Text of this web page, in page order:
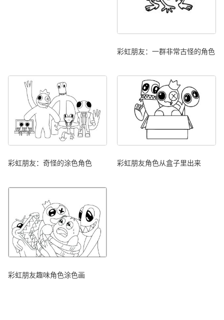
彩虹朋友：一群非常古怪的角色
彩虹朋友：奇怪的涂色角色 彩虹朋友角色从盒子里出来
彩虹朋友趣味角色涂色画